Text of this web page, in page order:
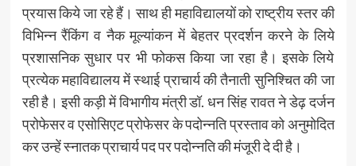
प्रयास किये जा रहे हैं। साथ ही महाविद्यालयों को राष्ट्रीय स्तर की
विभिन्न रैंकिंग व नैक मूल्यांकन में बेहतर प्रदर्शन करने के लिये
प्रशासनिक सुधार पर भी फोकस किया जा रहा है। इसके लिये
प्रत्येक महाविद्यालय में स्थाई प्राचार्य की तैनाती सुनिश्चित की जा
रही है। इसी कड़ी में विभागीय मंत्री डॉ. धन सिंह रावत ने डेढ़ दर्जन
प्रोफेसर व एसोसिएट प्रोफेसर के पदोन्नति प्रस्ताव को अनुमोदित
कर उन्हें स्नातक प्राचार्य पद पर पदोन्नति की मंजूरी दे दी है।